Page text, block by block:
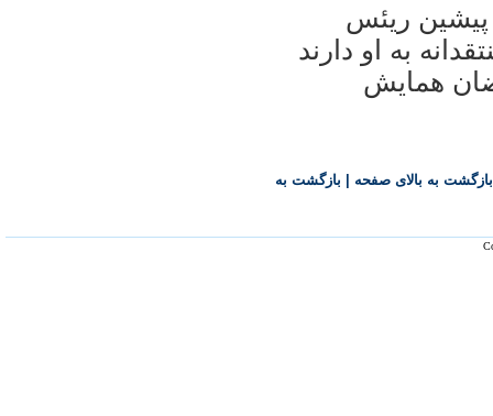
پيشين ريئس
به او دارند
همايش
بازگشت به بالای صفحه بازگشت به